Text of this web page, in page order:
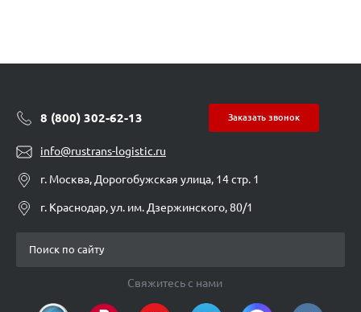
8 (800) 302-62-13 Заказать звонок
info@rustrans-logistic.ru
г. Москва, Дорогобужская улица, 14 стр. 1
г. Краснодар, ул. им. Дзержинского, 80/1
Свяжитесь с нами